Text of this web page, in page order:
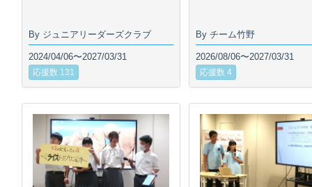
By ジュニアリーダーズクラブ
2024/04/06〜2027/03/31
応援数 131
By チーム竹野
2026/08/06〜2027/03/31
応援数 4